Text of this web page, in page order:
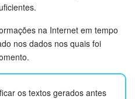
na Internet em tempo
nos dados nos quais foi
os textos gerados antes